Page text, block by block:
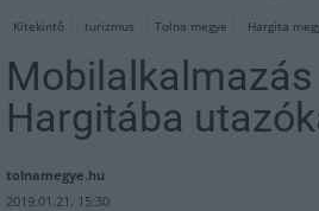
Kitekintő turizmus Tolna megye Hargita
Hargitába
tolnamegye.hu
2019.01.21. 15:30